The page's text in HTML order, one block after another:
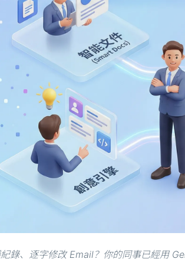
錄、逐字修改 Email？你的同事已經用